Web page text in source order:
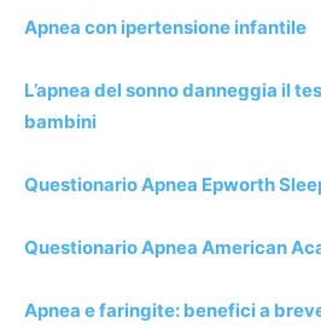
Apnea con ipertensione infantile
L’apnea del sonno danneggia il
bambini
Questionario Apnea Epworth
Questionario Apnea American
Apnea e faringite: benefici a